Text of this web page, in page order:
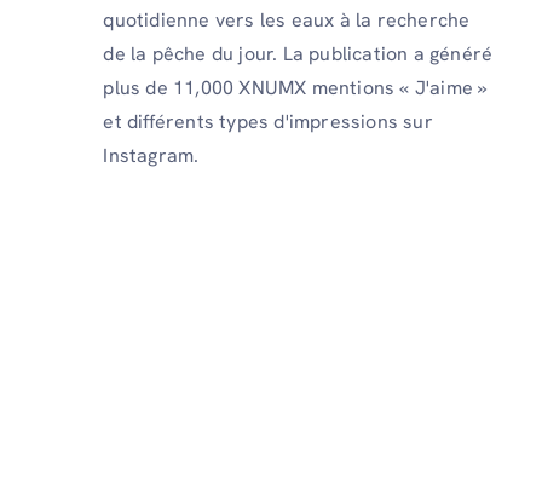
quotidienne vers les eaux à la recherche
de la pêche du jour. La publication a généré
plus de 11,000 XNUMX mentions « J'aime »
et différents types d'impressions sur
Instagram.